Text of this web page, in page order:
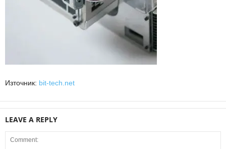
Източник: bit-tech.net
LEAVE A REPLY